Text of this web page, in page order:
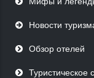
Новости
Обзор отелей
Туристическое